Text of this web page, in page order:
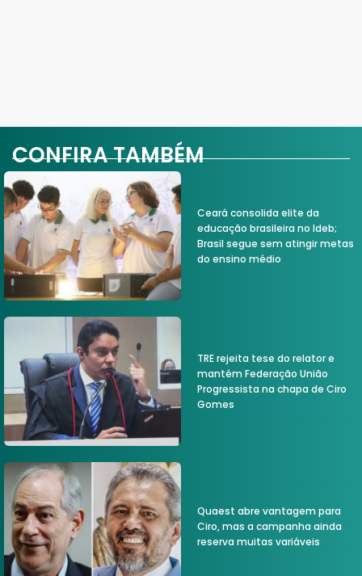
CONFIRA TAMBÉM
Ceará consolida elite da
educação brasileira no Ideb;
Brasil segue sem atingir metas
do ensino médio
TRE rejeita tese do relator e
mantém Federação União
Progressista na chapa de Ciro
Gomes
Quaest abre vantagem para
Ciro, mas a campanha ainda
reserva muitas variáveis